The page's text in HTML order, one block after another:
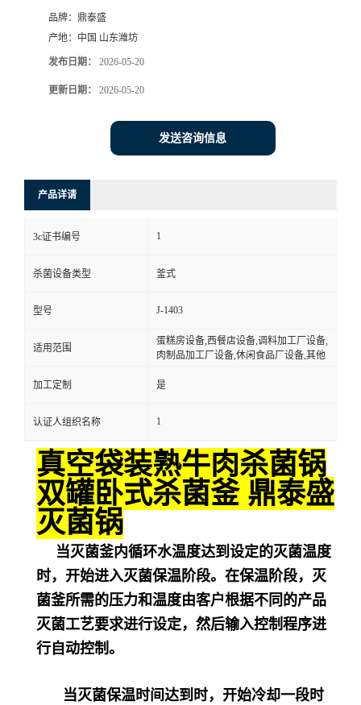
品牌： 鼎泰盛
产地： 中国 山东潍坊
发布日期： 2026-05-20
更新日期： 2026-05-20
发送咨询信息
产品详请
3c证书编号 1
杀菌设备类型 釜式
型号 J-1403
适用范围
蛋糕房设备,西餐店设备,调料加工厂设备,
肉制品加工厂设备,休闲食品厂设备,其他
加工定制 是
认证人组织名称 1
真空袋装熟牛肉杀菌锅
双罐卧式杀菌釜 鼎泰盛
灭菌锅
当灭菌釜内循环水温度达到设定的灭菌温度
时，开始进入灭菌保温阶段。在保温阶段，灭
菌釜所需的压力和温度由客户根据不同的产品
灭菌工艺要求进行设定，然后输入控制程序进
行自动控制。
当灭菌保温时间达到时，开始冷却一段时